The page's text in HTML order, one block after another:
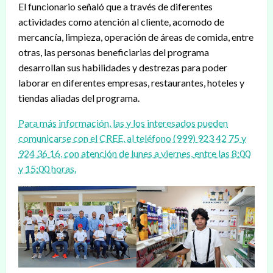
El funcionario señaló que a través de diferentes
actividades como atención al cliente, acomodo de
mercancía, limpieza, operación de áreas de comida, entre
otras, las personas beneficiarias del programa
desarrollan sus habilidades y destrezas para poder
laborar en diferentes empresas, restaurantes, hoteles y
tiendas aliadas del programa.
Para más información, las y los interesados pueden
comunicarse con el CREE, al teléfono (999) 923 42 75 y
924 36 16, con atención de lunes a viernes, entre las 8:00
y 15:00 horas.